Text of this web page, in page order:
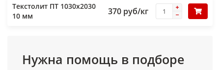
Текстолит ПТ 1030х2030
10 мм
370 руб/кг
Нужна помощь в подборе